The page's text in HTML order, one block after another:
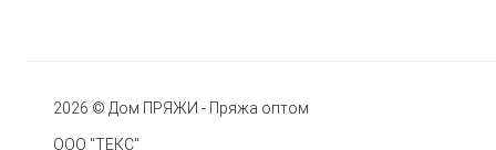
2026 © Дом ПРЯЖИ - Пряжа оптом
ООО "ТЕКС"